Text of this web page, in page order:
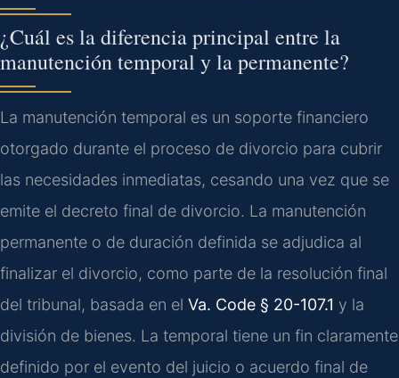
¿Cuál es la diferencia principal entre la
manutención temporal y la permanente?
La manutención temporal es un soporte financiero
otorgado durante el proceso de divorcio para cubrir
las necesidades inmediatas, cesando una vez que se
emite el decreto final de divorcio. La manutención
permanente o de duración definida se adjudica al
finalizar el divorcio, como parte de la resolución final
del tribunal, basada en el Va. Code § 20-107.1 y la
división de bienes. La temporal tiene un fin claramente
definido por el evento del juicio o acuerdo final de